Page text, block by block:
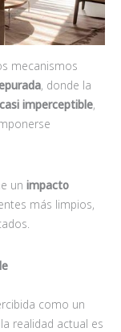
mecanismos
, donde la
imperceptible,
un impacto
más limpios,
como un
realidad actual es